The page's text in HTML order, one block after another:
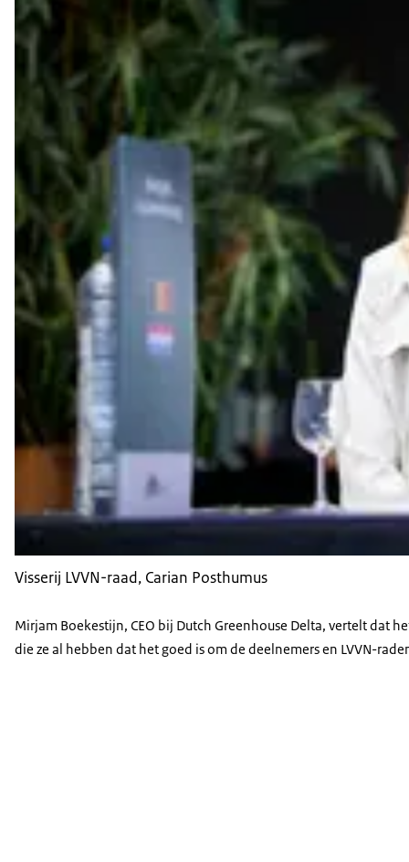
Visserij LVVN-raad, Carian Posthumus
Mirjam Boekestijn, CEO bij Dutch Greenhouse Delta, vertelt dat
die ze al hebben dat het goed is om de deelnemers en LVVN-